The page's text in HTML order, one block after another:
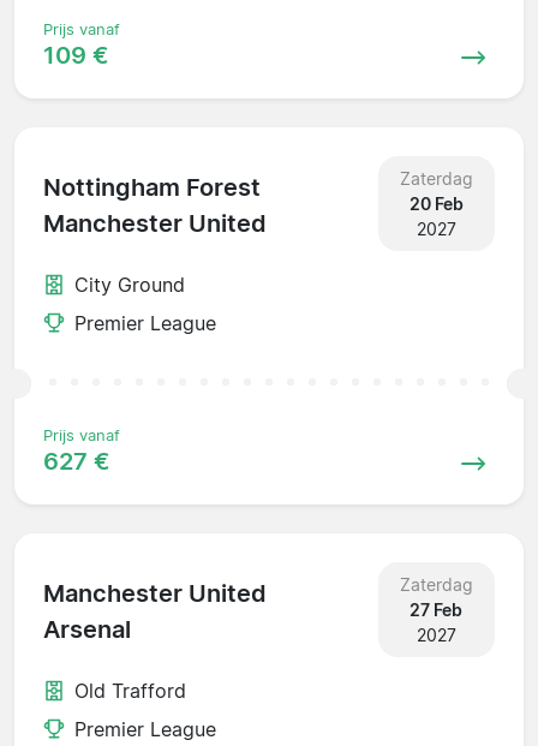
Prijs vanaf
109 €
Nottingham Forest
Manchester United
Zaterdag
20 Feb
2027
City Ground
Premier League
Prijs vanaf
627 €
Manchester United
Arsenal
Zaterdag
27 Feb
2027
Old Trafford
Premier League